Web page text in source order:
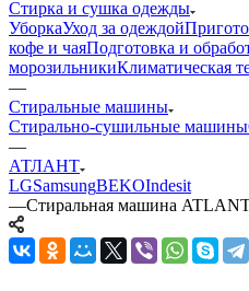
Стирка и сушка одежды
УборкаУход за одеждой
кофе и чаяПодготовка и
морозильникиКлиматическая
—
Стиральные машины
Стирально-сушильные машины
—
АТЛАНТ
LGSamsungBEKOIndesit
—Стиральная машина